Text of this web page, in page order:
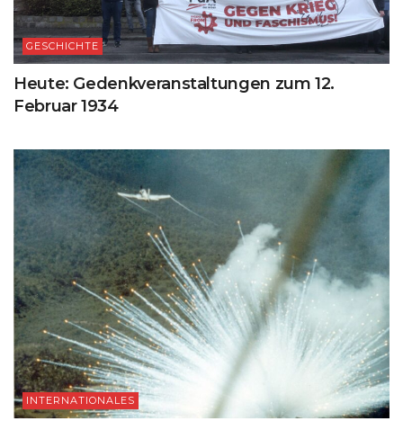
GESCHICHTE
Heute: Gedenkveranstaltungen zum 12.
Februar 1934
INTERNATIONALES